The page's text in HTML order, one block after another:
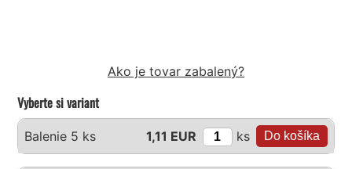
Ako je tovar zabalený?
Vyberte si variant
Balenie 5 ks 1,11 EUR ks